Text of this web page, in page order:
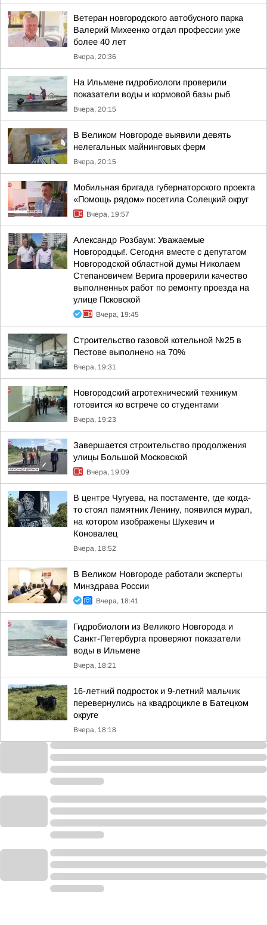
Ветеран новгородского автобусного парка
Валерий Михеенко отдал профессии уже
более 40 лет
Вчера, 20:36
На Ильмене гидробиологи проверили
показатели воды и кормовой базы рыб
Вчера, 20:15
В Великом Новгороде выявили девять
нелегальных майнинговых ферм
Вчера, 20:15
Мобильная бригада губернаторского проекта
«Помощь рядом» посетила Солецкий округ
Вчера, 19:57
Александр Розбаум: Уважаемые
Новгородцы!. Сегодня вместе с депутатом
Новгородской областной думы Николаем
Степановичем Верига проверили качество
выполненных работ по ремонту проезда на
улице Псковской
Вчера, 19:45
Строительство газовой котельной №25 в
Пестове выполнено на 70%
Вчера, 19:31
Новгородский агротехнический техникум
готовится ко встрече со студентами
Вчера, 19:23
Завершается строительство продолжения
улицы Большой Московской
Вчера, 19:09
В центре Чугуева, на постаменте, где когда-
то стоял памятник Ленину, появился мурал,
на котором изображены Шухевич и
Коновалец
Вчера, 18:52
В Великом Новгороде работали эксперты
Минздрава России
Вчера, 18:41
Гидробиологи из Великого Новгорода и
Санкт-Петербурга проверяют показатели
воды в Ильмене
Вчера, 18:21
16-летний подросток и 9-летний мальчик
перевернулись на квадроцикле в Батецком
округе
Вчера, 18:18